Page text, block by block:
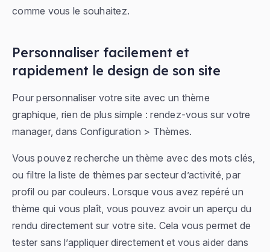
comme vous le souhaitez.
Personnaliser facilement et
rapidement le design de son site
Pour personnaliser votre site avec un thème
graphique, rien de plus simple : rendez-vous sur votre
manager, dans Configuration > Thèmes.
Vous pouvez recherche un thème avec des mots clés,
ou filtre la liste de thèmes par secteur d’activité, par
profil ou par couleurs. Lorsque vous avez repéré un
thème qui vous plaît, vous pouvez avoir un aperçu du
rendu directement sur votre site. Cela vous permet de
tester sans l’appliquer directement et vous aider dans